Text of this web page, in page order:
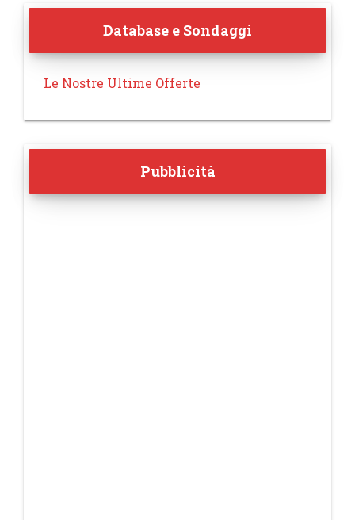
Database e Sondaggi
Le Nostre Ultime Offerte
Pubblicità